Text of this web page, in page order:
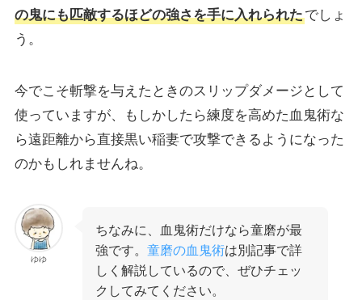
の鬼にも匹敵するほどの強さを手に入れられたでしょ
う。
今でこそ斬撃を与えたときのスリップダメージとして
使っていますが、もしかしたら練度を高めた血鬼術な
ら遠距離から直接黒い稲妻で攻撃できるようになった
のかもしれませんね。
ゆゆ
ちなみに、血鬼術だけなら童磨が最
強です。童磨の血鬼術は別記事で詳
しく解説しているので、ぜひチェッ
クしてみてください。